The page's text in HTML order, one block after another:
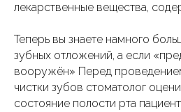
лекарственные вещества,
Теперь вы знаете намного
зубных отложений, а если
вооружён» Перед
чистки зубов стоматолог
состояние полости рта